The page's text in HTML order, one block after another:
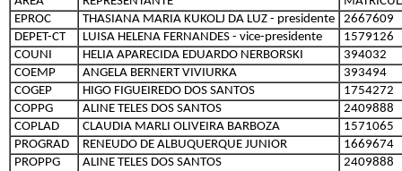
EPROC
THASIANA MARIA KUKOLJ DA LUZ - presidente
2667609
DEPET-CT
LUISA HELENA FERNANDES - vice-presidente
1579126
COUNI
HELIA APARECIDA EDUARDO NERBORSKI
394032
COEMP
ANGELA BERNERT VIVIURKA
393494
COGEP
HIGO FIGUEIREDO DOS SANTOS
1754272
COPPG
ALINE TELES DOS SANTOS
2409888
COPLAD
CLAUDIA MARLI OLIVEIRA BARBOZA
1571065
PROGRAD
RENEUDO DE ALBUQUERQUE JUNIOR
1669674
PROPPG
ALINE TELES DOS SANTOS
2409888